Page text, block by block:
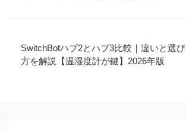
SwitchBotハブ2とハブ3比較｜違いと選び
方を解説【温湿度計が鍵】2026年版